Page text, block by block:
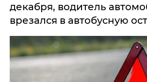
декабря, водитель
врезался в автобусную